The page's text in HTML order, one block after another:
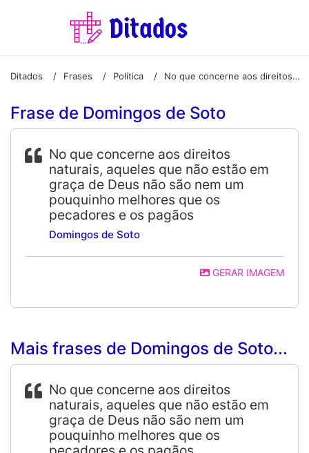
Ditados / Frases / Política / No que concerne aos direitos naturais, aqueles que não estão em graça de Deus não são nem um pouquinho melhores que os pecadores e os pagãos
Frase de Domingos de Soto
No que concerne aos direitos
naturais, aqueles que não estão em
graça de Deus não são nem um
pouquinho melhores que os
pecadores e os pagãos
Domingos de Soto
GERAR IMAGEM
Mais frases de Domingos de Soto...
No que concerne aos direitos
naturais, aqueles que não estão em
graça de Deus não são nem um
pouquinho melhores que os